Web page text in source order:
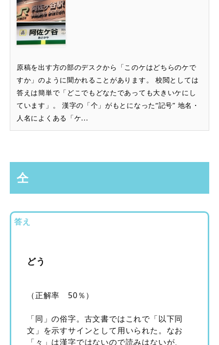
原稿を出す方の部のデスクから「このケはどちらのケで
すか」のように聞かれることがあります。 校閲としては
答えは簡単で「どこでもどなたであっても大きいケにし
ています」。 漢字の「个」がもとになった“記号” 地名・
人名によくある「ケ...
仝
答え
どう
（正解率 50％）
「同」の俗字。古文書ではこれで「以下同
文」を示すサインとして用いられた。なお
「々」は漢字ではないので読みはないが、